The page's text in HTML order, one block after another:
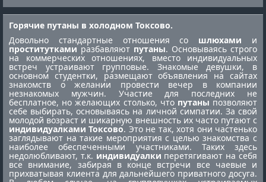
Горячие путаны в холодном Токсово.
Довольно стандартные отношения со шлюхами и
проституткамиразбавляют путаны. Основываясь строго
на коммерческих отношениях, вместо индивидуальных
встреч устраивают групповые. Знакомые девушки, в
основном студентки, размещают объявления на сайтах
знакомств о желании провести вечер в компании
незнакомых мужчин. Участие для последних не
бесплатное, но желающих столько, что путаны позволяют
себе выбирать, основываясь на личной симпатии. За свой
молодой возраст и шикарную внешность их часто путают с
индивидуалками Токсово. Это не так, хотя они частенько
заглядывают на такие мероприятия с целью знакомства с
наиболее обеспеченными участниками. Таких здесь
недолюбливают, т.к. индивидуалки перетягивают на себя
все внимание, забирая в конце встречи все чаевые и
прихватывая клиента для дальнейшего приватного досуга.